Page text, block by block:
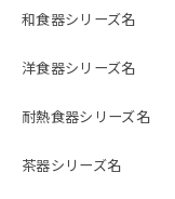
和食器シリーズ名
洋食器シリーズ名
耐熱食器シリーズ名
茶器シリーズ名